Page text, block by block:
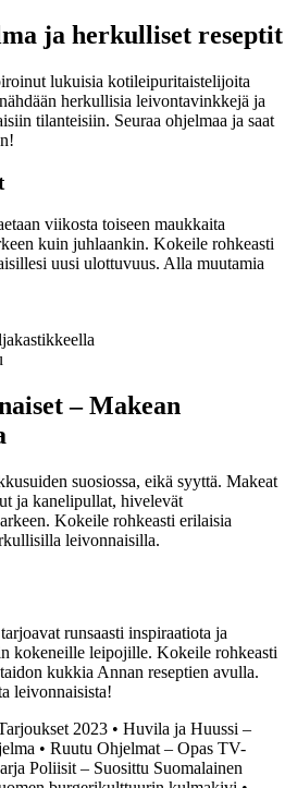
ja herkulliset reseptit
lukuisia kotileipuritaistelijoita
herkullisia leivontavinkkejä ja
tilanteisiin. Seuraa ohjelmaa ja saat
viikosta toiseen maukkaita
kuin juhlaankin. Kokeile rohkeasti
uusi ulottuvuus. Alla muutamia
– Makean
suosiossa, eikä syyttä. Makeat
ja kanelipullat, hivelevät
Kokeile rohkeasti erilaisia
leivonnaisilla.
runsaasti inspiraatiota ja
kokeneille leipojille. Kokeile rohkeasti
kukkia Annan reseptien avulla.
leivonnaisista!
2023 • Huvila ja Huussi –
• Ruutu Ohjelmat – Opas TV-
Poliisit – Suosittu Suomalainen